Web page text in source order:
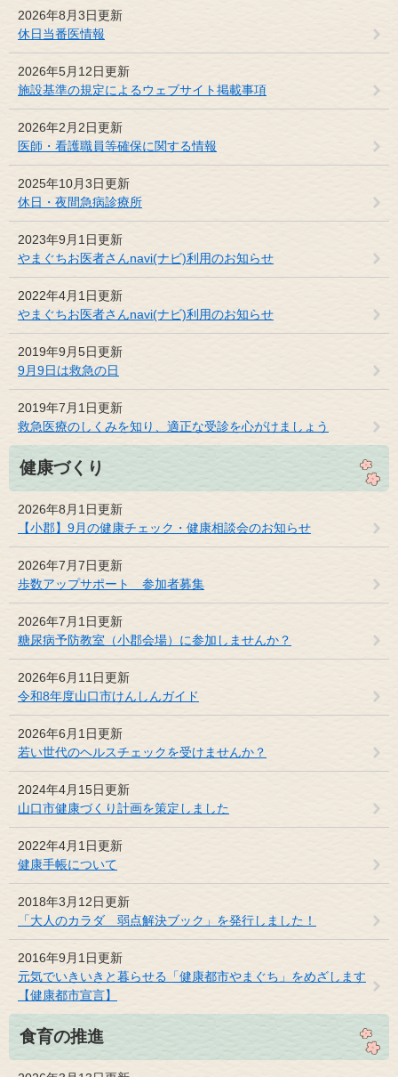
2026年8月3日更新
休日当番医情報
2026年5月12日更新
施設基準の規定によるウェブサイト掲載事項
2026年2月2日更新
医師・看護職員等確保に関する情報
2025年10月3日更新
休日・夜間急病診療所
2023年9月1日更新
やまぐちお医者さんnavi(ナビ)利用のお知らせ
2022年4月1日更新
やまぐちお医者さんnavi(ナビ)利用のお知らせ
2019年9月5日更新
9月9日は救急の日
2019年7月1日更新
救急医療のしくみを知り、適正な受診を心がけましょう
健康づくり
2026年8月1日更新
【小郡】9月の健康チェック・健康相談会のお知らせ
2026年7月7日更新
歩数アップサポート 参加者募集
2026年7月1日更新
糖尿病予防教室（小郡会場）に参加しませんか？
2026年6月11日更新
令和8年度山口市けんしんガイド
2026年6月1日更新
若い世代のヘルスチェックを受けませんか？
2024年4月15日更新
山口市健康づくり計画を策定しました
2022年4月1日更新
健康手帳について
2018年3月12日更新
「大人のカラダ 弱点解決ブック」を発行しました！
2016年9月1日更新
元気でいきいきと暮らせる「健康都市やまぐち」をめざします
【健康都市宣言】
食育の推進